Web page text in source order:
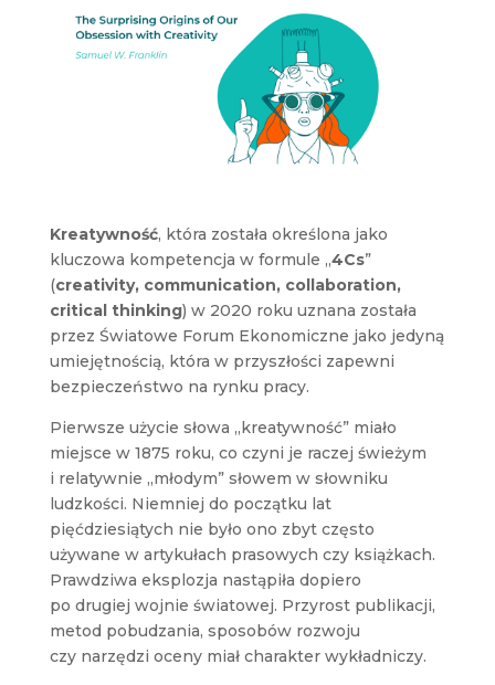
Kreatywność, która została określona jako
kluczowa kompetencja w formule „4Cs”
(creativity, communication, collaboration,
critical thinking) w 2020 roku uznana została
przez Światowe Forum Ekonomiczne jako jedyną
umiejętnością, która w przyszłości zapewni
bezpieczeństwo na rynku pracy.
Pierwsze użycie słowa „kreatywność” miało
miejsce w 1875 roku, co czyni je raczej świeżym
i relatywnie „młodym” słowem w słowniku
ludzkości. Niemniej do początku lat
pięćdziesiątych nie było ono zbyt często
używane w artykułach prasowych czy książkach.
Prawdziwa eksplozja nastąpiła dopiero
po drugiej wojnie światowej. Przyrost publikacji,
metod pobudzania, sposobów rozwoju
czy narzędzi oceny miał charakter wykładniczy.